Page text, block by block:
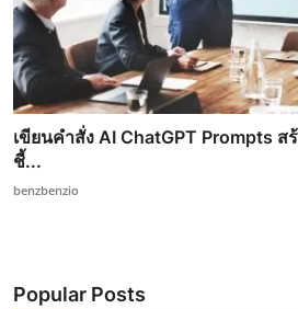
เขียนคำสั่ง AI ChatGPT Prompts
ชี้...
benzbenzio
Popular Posts